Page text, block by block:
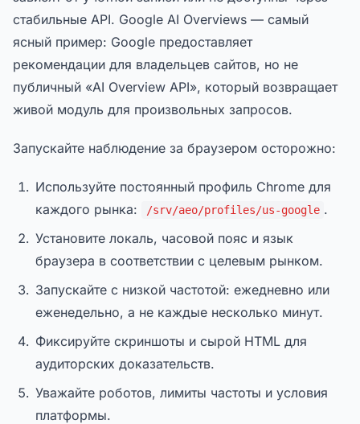
стабильные API. Google AI Overviews — самый
ясный пример: Google предоставляет
рекомендации для владельцев сайтов, но не
публичный «AI Overview API», который возвращает
живой модуль для произвольных запросов.
Запускайте наблюдение за браузером осторожно:
Используйте постоянный профиль Chrome для
каждого рынка:
/srv/aeo/profiles/us-google .
Установите локаль, часовой пояс и язык
браузера в соответствии с целевым рынком.
Запускайте с низкой частотой: ежедневно или
еженедельно, а не каждые несколько минут.
Фиксируйте скриншоты и сырой HTML для
аудиторских доказательств.
Уважайте роботов, лимиты частоты и условия
платформы.